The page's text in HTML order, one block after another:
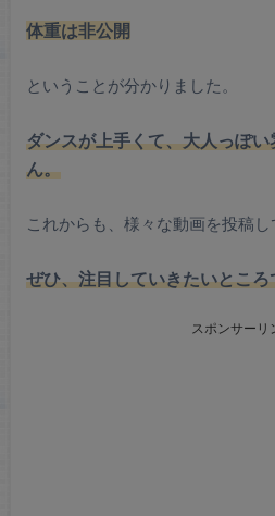
体重は非公開
ということが分かりました。
ダンスが上手くて、大人っぽ
ん。
これからも、様々な動画を投稿し
ぜひ、注目していきたいところ
スポンサーリ